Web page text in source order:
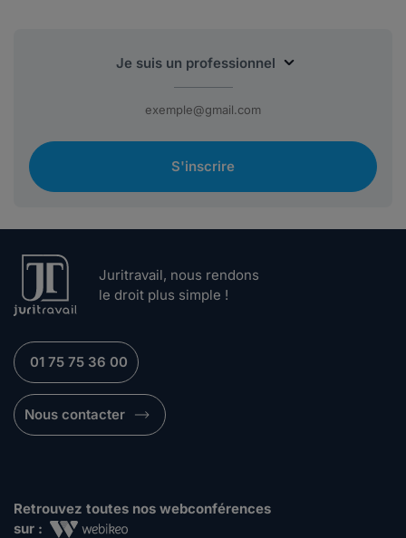
S'inscrire
Juritravail, nous rendons
le droit plus simple !
01 75 75 36 00
Nous contacter
Retrouvez toutes nos webconférences
sur :